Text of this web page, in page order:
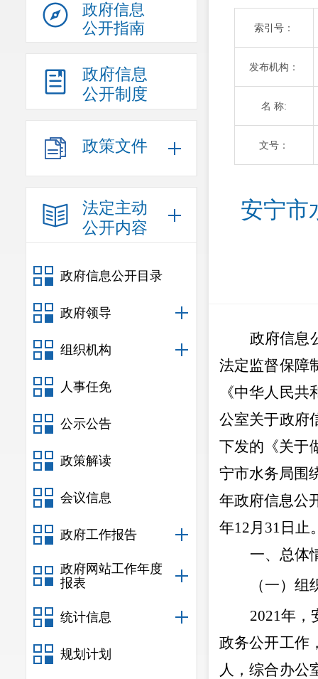
政府信息
公开指南
政府信息
公开制度
政策文件
法定主动
公开内容
政府信息公开目录
政府领导
组织机构
人事任免
公示公告
政策解读
会议信息
政府工作报告
政府网站工作年度
报表
统计信息
规划计划
索引号：
发布机构：
名 称:
文号：
安宁市
政府信息
法定监督保障
《中华人民
公室关于政府
下发的 《关
宁市水务局围
年政府信息公
年12月 31 日止
一、总体
（一）组
2021年，
政务公开工作
人，综合办公